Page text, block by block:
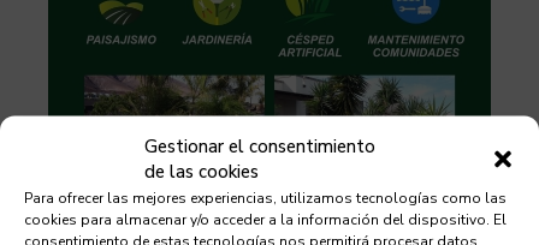
Gestionar el consentimiento
de las cookies
Para ofrecer las mejores experiencias, utilizamos tecnologías como las
cookies para almacenar y/o acceder a la información del dispositivo. El
consentimiento de estas tecnologías nos permitirá procesar datos